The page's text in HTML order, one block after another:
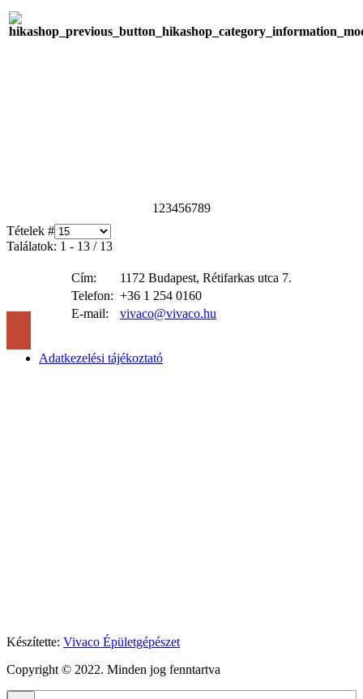
1 23456789
Tételek #
Találatok: 1 - 13 / 13
Cím:
1172 Budapest, Rétifarkas utca 7.
Telefon: +36 1 254 0160
E-mail:
vivaco@vivaco.hu
Adatkezelési tájékoztató
Készítette: Vivaco Épületgépészet
Copyright © 2022. Minden jog fenntartva